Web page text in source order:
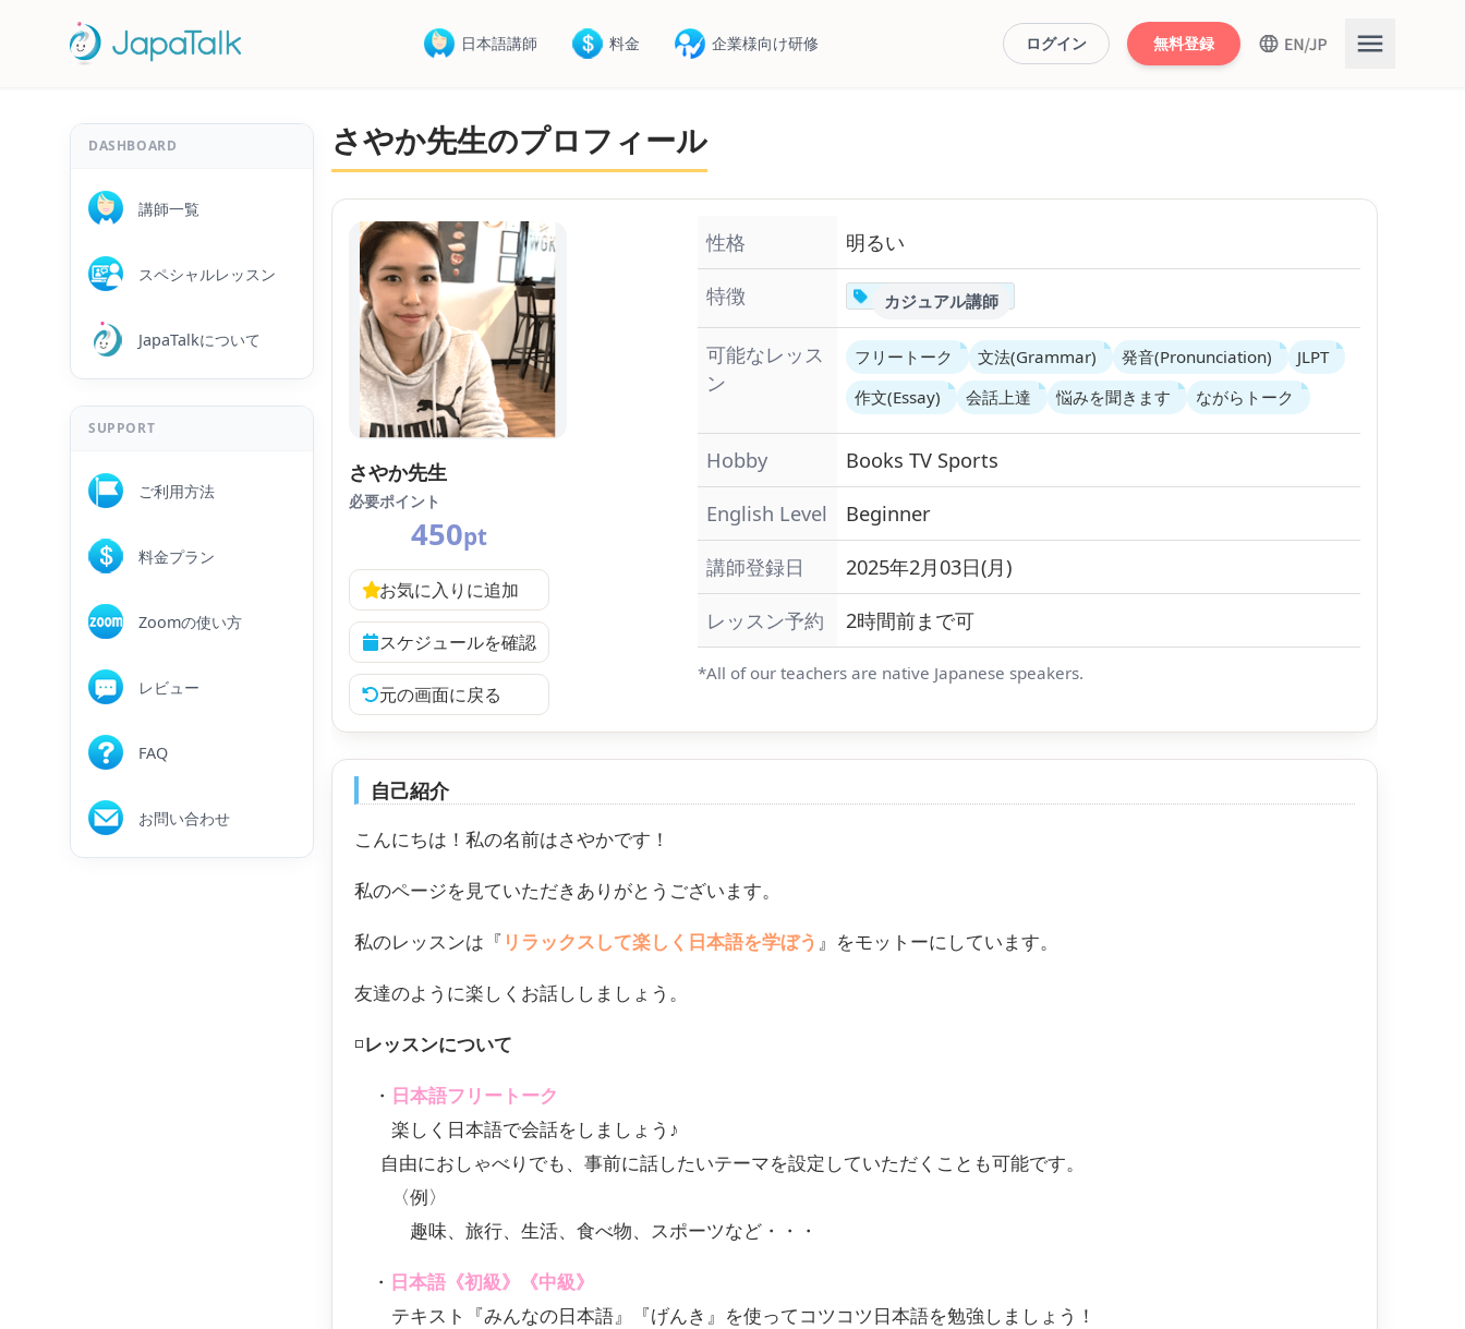
日本語講師 料金 企業様向け研修 ログイン 無料登録
DASHBOARD
講師一覧
スペシャルレッスン
JapaTalkについて
SUPPORT
ご利用方法
料金プラン
Zoomの使い方
レビュー
FAQ
お問い合わせ
さやか先生のプロフィール
さやか先生
必要ポイント
450pt
お気に入りに追加
スケジュールを確認
元の画面に戻る
性格
明るい
特徴
カジュアル講師
可能なレッス
ン
フリートーク 文法(Grammar) 発音(Pronunciation)
JLPT
作文(Essay)
会話上達 悩みを聞きます ながらトーク
Hobby Books TV Sports
English Level
Beginner
講師登録日
2025年2月03日(月)
レッスン予約
2時間前まで可
*All of our teachers are native Japanese speakers.
自己紹介
こんにちは！私の名前はさやかです！
私のページを見ていただきありがとうございます。
私のレッスンは『 リラックスして楽しく日本語を学ぼう 』をモットーにしています。
友達のように楽しくお話ししましょう。
◽️レッスンについて
・ 日本語フリートーク
楽しく日本語で会話をしましょう♪
自由におしゃべりでも、事前に話したいテーマを設定していただくことも可能です。
〈例〉
趣味、旅行、生活、食べ物、スポーツなど・・・
・ 日本語《初級》《中級》
テキスト『みんなの日本語』『げんき』を使ってコツコツ日本語を勉強しましょう！